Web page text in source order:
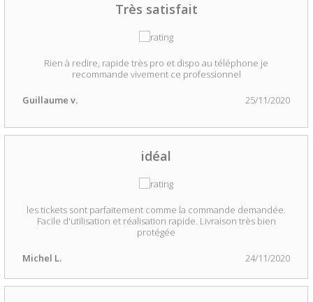
Très satisfait
Rien à redire, rapide très pro et dispo au téléphone je
recommande vivement ce professionnel
Guillaume v. 25/11/2020
idéal
les tickets sont parfaitement comme la commande demandée.
Facile d'utilisation et réalisation rapide. Livraison très bien
protégée
Michel L. 24/11/2020